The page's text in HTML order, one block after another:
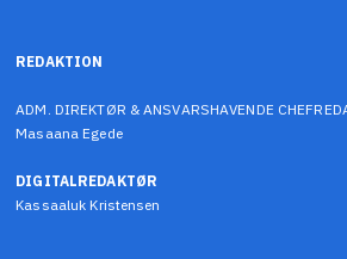
REDAKTION
ADM. DIREKTØR & ANSVARSHAVENDE
Masaana Egede
DIGITALREDAKTØR
Kassaaluk Kristensen